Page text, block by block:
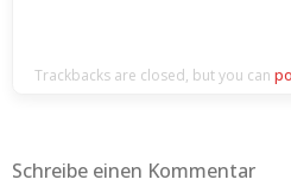
Trackbacks are closed, but you can
Schreibe einen Kommentar